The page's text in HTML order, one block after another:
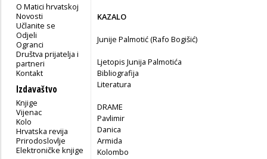
O Matici hrvatskoj
Novosti
Učlanite se
Odjeli
Ogranci
Društva prijatelja i
partneri
Kontakt
Izdavaštvo
Knjige
Vijenac
Kolo
Hrvatska revija
Prirodoslovlje
Elektroničke knjige
KAZALO
Junije Palmotić (Rafo Bogišić)
Ljetopis Junija Palmotića
Bibliografija
Literatura
DRAME
Pavlimir
Danica
Armida
Kolombo